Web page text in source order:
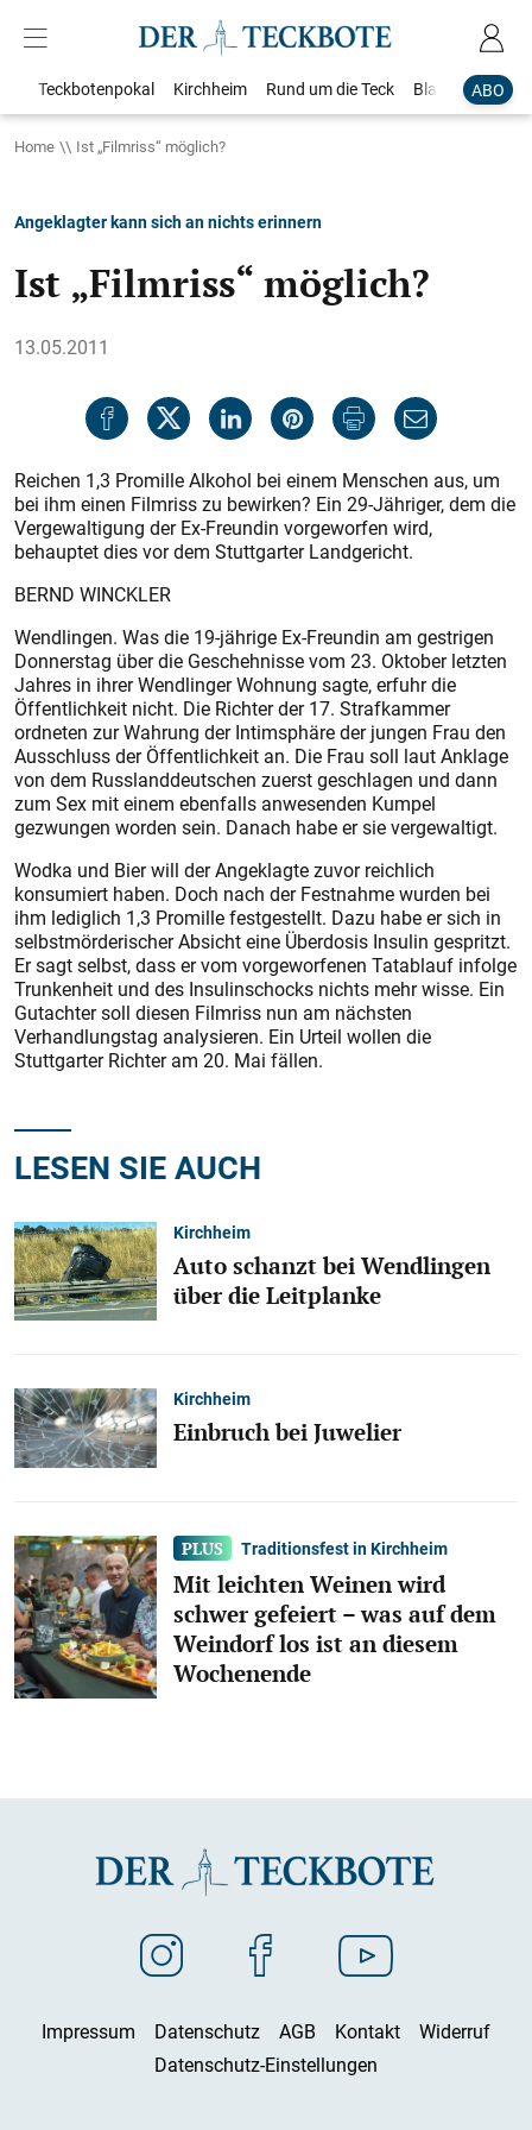
ABO
Teckbotenpokal Kirchheim Rund um die Teck Blaulicht
Home Ist „Filmriss“ möglich?
Angeklagter kann sich an nichts erinnern
Ist „Filmriss“ möglich?
13.05.2011
Reichen 1,3 Promille Alkohol bei einem Menschen aus, um
bei ihm einen Filmriss zu bewirken? Ein 29-Jähriger, dem die
Vergewaltigung der Ex-Freundin vorgeworfen wird,
behauptet dies vor dem Stuttgarter Landgericht.
BERND WINCKLER
Wendlingen. Was die 19-jährige Ex-Freundin am gestrigen
Donnerstag über die Geschehnisse vom 23. Oktober letzten
Jahres in ihrer Wendlinger Wohnung sagte, erfuhr die
Öffentlichkeit nicht. Die Richter der 17. Strafkammer
ordneten zur Wahrung der Intimsphäre der jungen Frau den
Ausschluss der Öffentlichkeit an. Die Frau soll laut Anklage
von dem Russlanddeutschen zuerst geschlagen und dann
zum Sex mit einem ebenfalls anwesenden Kumpel
gezwungen worden sein. Danach habe er sie vergewaltigt.
Wodka und Bier will der Angeklagte zuvor reichlich
konsumiert haben. Doch nach der Festnahme wurden bei
ihm lediglich 1,3 Promille festgestellt. Dazu habe er sich in
selbstmörderischer Absicht eine Überdosis Insulin gespritzt.
Er sagt selbst, dass er vom vorgeworfenen Tatablauf infolge
Trunkenheit und des Insulinschocks nichts mehr wisse. Ein
Gutachter soll diesen Filmriss nun am nächsten
Verhandlungstag analysieren. Ein Urteil wollen die
Stuttgarter Richter am 20. Mai fällen.
LESEN SIE AUCH
Kirchheim
Auto schanzt bei Wendlingen
über die Leitplanke
Kirchheim
Einbruch bei Juwelier
Traditionsfest in Kirchheim
Mit leichten Weinen wird
schwer gefeiert – was auf dem
Weindorf los ist an diesem
Wochenende
Impressum Datenschutz AGB Kontakt
Widerruf
Datenschutz-Einstellungen